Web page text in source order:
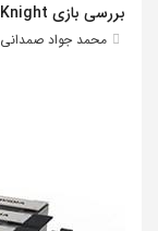
بررسی بازی Lego Batman : Legacy Of The Dark Knight
محمد جواد صمدانی